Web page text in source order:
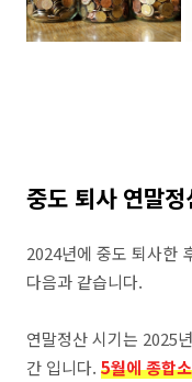
중도 퇴사 연말
2024년에 중도 퇴사한
다음과 같습니다.
연말정산 시기는 2025
간 입니다. 5월에종합